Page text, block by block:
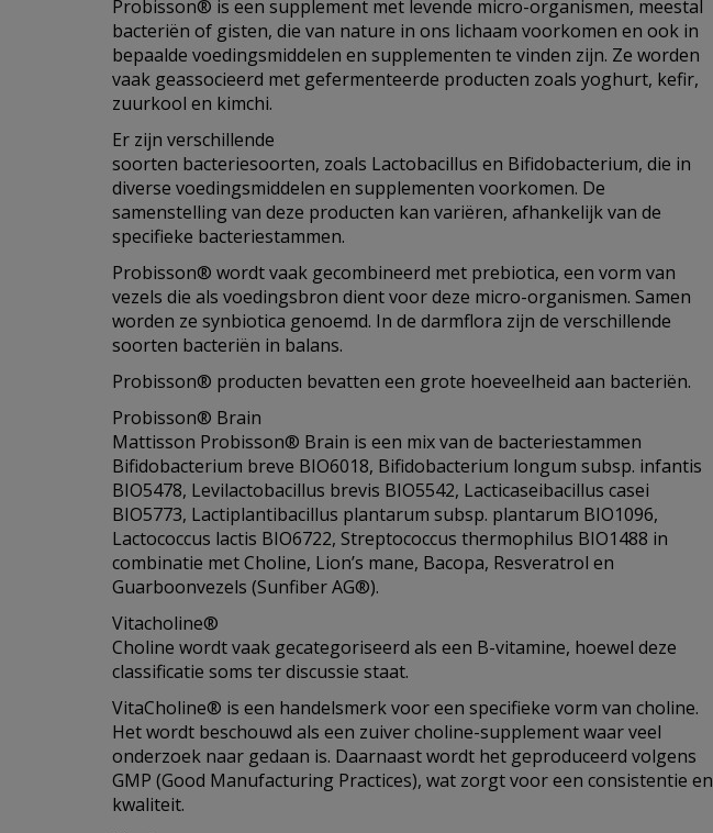
Probisson® is een supplement met levende micro-organismen, meestal
bacteriën of gisten, die van nature in ons lichaam voorkomen en ook in
bepaalde voedingsmiddelen en supplementen te vinden zijn. Ze worden
vaak geassocieerd met gefermenteerde producten zoals yoghurt, kefir,
zuurkool en kimchi.
Er zijn verschillende
soorten bacteriesoorten, zoals Lactobacillus en Bifidobacterium, die in
diverse voedingsmiddelen en supplementen voorkomen. De
samenstelling van deze producten kan variëren, afhankelijk van de
specifieke bacteriestammen.
Probisson® wordt vaak gecombineerd met prebiotica, een vorm van
vezels die als voedingsbron dient voor deze micro-organismen. Samen
worden ze synbiotica genoemd. In de darmflora zijn de verschillende
soorten bacteriën in balans.
Probisson® producten bevatten een grote hoeveelheid aan bacteriën.
Probisson® Brain
Mattisson Probisson® Brain is een mix van de bacteriestammen
Bifidobacterium breve BIO6018, Bifidobacterium longum subsp. infantis
BIO5478, Levilactobacillus brevis BIO5542, Lacticaseibacillus casei
BIO5773, Lactiplantibacillus plantarum subsp. plantarum BIO1096,
Lactococcus lactis BIO6722, Streptococcus thermophilus BIO1488 in
combinatie met Choline, Lion’s mane, Bacopa, Resveratrol en
Guarboonvezels (Sunfiber AG®).
Vitacholine®
Choline wordt vaak gecategoriseerd als een B-vitamine, hoewel deze
classificatie soms ter discussie staat.
VitaCholine® is een handelsmerk voor een specifieke vorm van choline.
Het wordt beschouwd als een zuiver choline-supplement waar veel
onderzoek naar gedaan is. Daarnaast wordt het geproduceerd volgens
GMP (Good Manufacturing Practices), wat zorgt voor een consistentie en
kwaliteit.